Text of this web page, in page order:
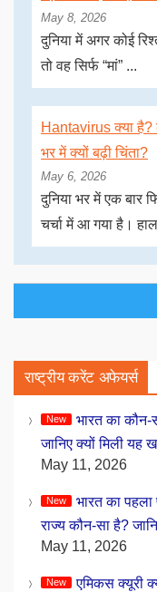
May 8, 2026
दुनिया में अगर कोई
तो वह सिर्फ “मां” ...
Hantavirus क्या
भर में क्यों बढ़ी चिंता?
May 6, 2026
दुनिया भर में एक बार
चर्चा में आ गया है।
राष्ट्रीय करेंट अफेयर्स
भारत का
जानिए क्यों मिली यह
May 11, 2026
भारत का
राज्य कौन-सा है?
May 11, 2026
एमिकस क्यूरी